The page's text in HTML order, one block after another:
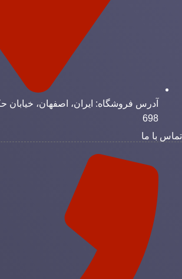
آدرس فروشگاه: ایران، اصفهان، خیابان
698
با ما